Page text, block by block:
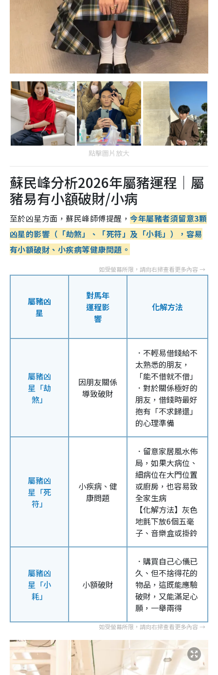
點擊圖片放大
蘇民峰分析2026年屬豬運程｜屬
豬易有小額破財/小病
至於凶星方面，蘇民峰師傅提醒，今年屬豬者須留意3顆
凶星的影響（「劫煞」、「死符」及「小耗」），容易
有小額破財、小疾病等健康問題。
屬豬凶
星
對馬年
運程影
響
化解方法
屬豬凶
星「劫
煞」
因朋友關係
導致破財
．不輕易借錢給不
太熟悉的朋友，
「能不借就不借」
．對於關係極好的
朋友，借錢時最好
抱有「不求歸還」
的心理準備
屬豬凶
星「死
符」
小疾病、健
康問題
．留意家居風水佈
局，如果大病位、
細病位在大門位置
或廚房，也容易致
全家生病
【化解方法】灰色
地氈下放6個五毫
子、音樂盒或掛鈴
屬豬凶
星「小
耗」
小額破財
．購買自己心儀已
久、但不捨得花的
物品，這既能應驗
破財，又能滿足心
願，一舉兩得